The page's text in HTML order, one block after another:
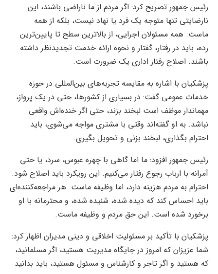
رئیس جمهور تصریح کرد: اگر مردم از ما ناراضی باشند، این
نارضایتی تنها متوجه یک فرد یا نهاد نیست، بلکه از همه
ماست. همه مسئولان اجرایی، از بالاترین سطح تا پایین‌ترین
رده، باید در رفتار، گفتار و نحوه ارائه خدمت تجدیدنظر داشته
باشند. اصلاح رفتار اداری یک ضرورت است.
پزشکیان با اشاره به مقایسه تجربه‌های بین‌المللی در حوزه
خدمات عمومی گفت: در بسیاری از کشورها، حتی در یک پرواز،
مهماندار موظف است لبخند بزند، حتی اگر خنده‌اش واقعی
نباشد. به او گفته‌اند وقتی با مشتری مواجه می‌شوی، باید
احترام بگذاری، لبخند بزنی و تحویل بگیری.
رئیس جمهور افزود: ما اما گاهی با چهره عبوس، سرد، یا حتی
آمرانه با ارباب رجوع رفتار می‌کنیم. این رویکرد باید اصلاح شود.
احترام به مردم هزینه دارد، اما وظیفه ماست. هر مراجعه‌کننده‌ای
باید احساس کند که دیده شده، شنیده شده، و محترمانه با او
برخورد شده است. این حق مردم و وظیفه ماست.
پزشکیان با تأکید بر مسئولیت اخلاقی و دینی مدیران اظهار کرد:
شما عزیزان که امروز در جایگاه مدیریت هستید، اگر مسلمانید،
که هستید و اگر تاجر و کارشناس و مسئول هستید، باید بدانید